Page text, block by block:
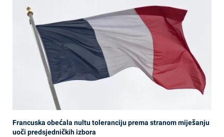
Francuska obećala nultu toleranciju prema stranom miješanju
uoči predsjedničkih izbora